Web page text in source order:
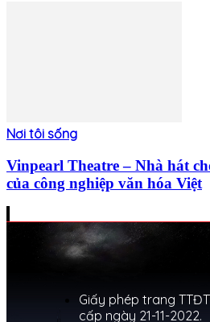
Nơi tôi sống
Vinpearl Theatre – Nhà hát
của công nghiệp văn hóa Việt
Giấy phép trang
cấp ngày 21-11-2022.